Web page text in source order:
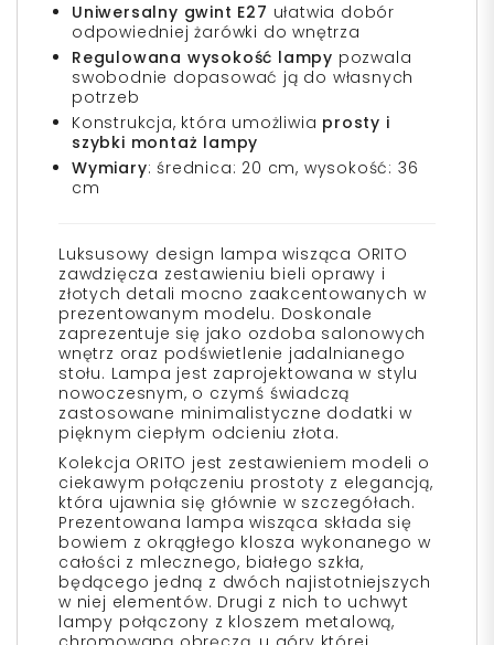
Uniwersalny gwint E27 ułatwia dobór
odpowiedniej żarówki do wnętrza
Regulowana wysokość lampy pozwala
swobodnie dopasować ją do własnych
potrzeb
Konstrukcja, która umożliwia prosty i
szybki montaż lampy
Wymiary: średnica: 20 cm, wysokość: 36
cm
Luksusowy design lampa wisząca ORITO
zawdzięcza zestawieniu bieli oprawy i
złotych detali mocno zaakcentowanych w
prezentowanym modelu. Doskonale
zaprezentuje się jako ozdoba salonowych
wnętrz oraz podświetlenie jadalnianego
stołu. Lampa jest zaprojektowana w stylu
nowoczesnym, o czymś świadczą
zastosowane minimalistyczne dodatki w
pięknym ciepłym odcieniu złota.
Kolekcja ORITO jest zestawieniem modeli o
ciekawym połączeniu prostoty z elegancją,
która ujawnia się głównie w szczegółach.
Prezentowana lampa wisząca składa się
bowiem z okrągłego klosza wykonanego w
całości z mlecznego, białego szkła,
będącego jedną z dwóch najistotniejszych
w niej elementów. Drugi z nich to uchwyt
lampy połączony z kloszem metalową,